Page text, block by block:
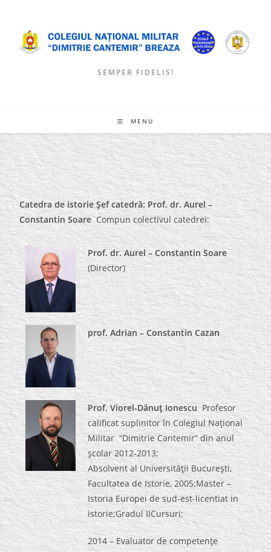
content
SEMPER FIDELIS!
MENU
Catedra de istorie Şef catedră: Prof. dr. Aurel –
Constantin SoareCompun colectivul catedrei:
Prof. dr. Aurel – Constantin Soare
(Director)
prof. Adrian – Constantin Cazan
Prof. Viorel-Dănuţ IonescuProfesor
calificat suplinitor în Colegiul Naţional
Militar “Dimitrie Cantemir” din anul
şcolar 2012-2013;
Absolvent al Universităţii Bucureşti,
Facultatea de Istorie, 2005;Master –
Istoria Europei de sud-est-licentiat in
istorie;Gradul IICursuri:
2014 – Evaluator de competenţe